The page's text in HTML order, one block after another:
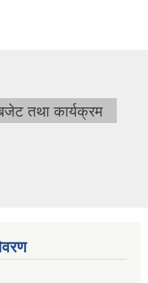
तथा कार्यक्रम